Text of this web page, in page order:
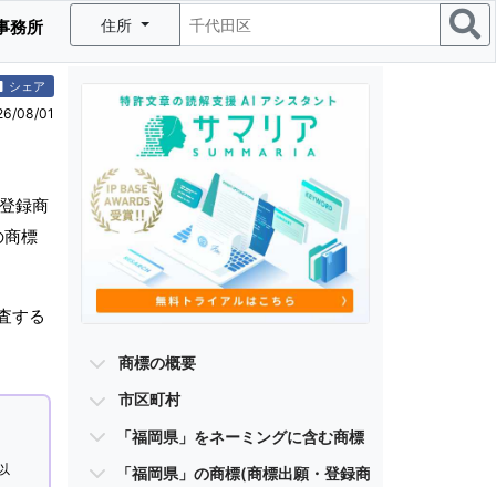
務所 住所
シェア
08/01
録商
商標
する
商標の概要
市区町村
「福岡県」をネーミングに含む商標
「福岡県」の商標(商標出願・登録商標)